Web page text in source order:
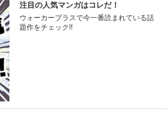
注目の人気マンガはコレだ！
ウォーカープラスで今一番読まれている話
題作をチェック!!